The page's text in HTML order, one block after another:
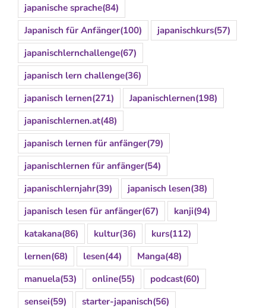
japanische sprache(84)
Japanisch für Anfänger(100) japanischkurs(57)
japanischlernchallenge(67)
japanisch lern challenge(36)
japanisch lernen(271) Japanischlernen(198)
japanischlernen.at(48)
japanisch lernen für anfänger(79)
japanischlernen für anfänger(54)
japanischlernjahr(39) japanisch lesen(38)
japanisch lesen für anfänger(67) kanji(94)
katakana(86) kultur(36) kurs(112)
lernen(68) lesen(44) Manga(48)
manuela(53) online(55) podcast(60)
sensei(59) starter-japanisch(56)